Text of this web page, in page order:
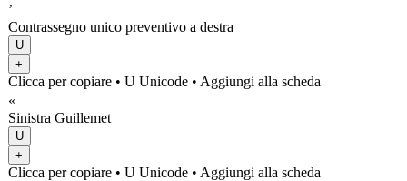
’
Contrassegno unico preventivo a destra
U
+
Clicca per copiare • U Unicode • Aggiungi alla scheda
«
Sinistra Guillemet
U
+
Clicca per copiare • U Unicode • Aggiungi alla scheda